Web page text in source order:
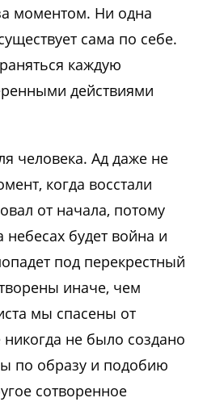
моментом. Ни одна
сама по себе.
каждую
действиями
человека. Ад даже не
когда восстали
от начала, потому
небесах будет война и
под перекрестный
иначе, чем
мы спасены от
никогда не было создано
по образу и подобию
сотворенное